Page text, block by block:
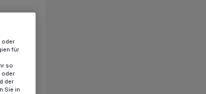
oder
für
so
oder
der
Sie in